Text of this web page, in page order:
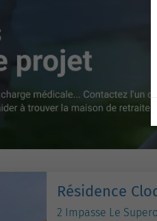
Résidence
2 Impasse Le